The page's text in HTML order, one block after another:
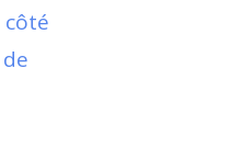
côté